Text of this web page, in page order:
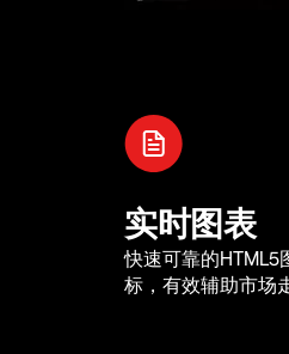
实时图表
快速可靠的HTML5
标，有效辅助市场